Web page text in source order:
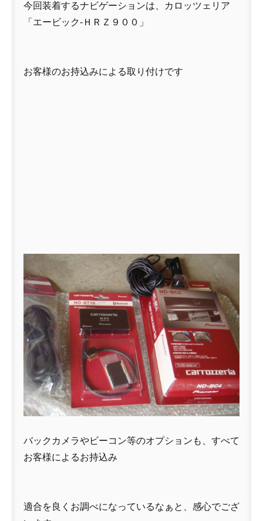
今回装着するナビゲーションは、カロッツェリア
「エービック-ＨＲＺ９００」
お客様のお持込みによる取り付けです
バックカメラやビーコン等のオプションも、すべて
お客様によるお持込み
適合を良くお調べになっているなぁと、感心でござ